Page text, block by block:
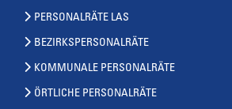
PERSONALRÄTE LAS
BEZIRKSPERSONALRÄTE
KOMMUNALE PERSONALRÄTE
ÖRTLICHE PERSONALRÄTE